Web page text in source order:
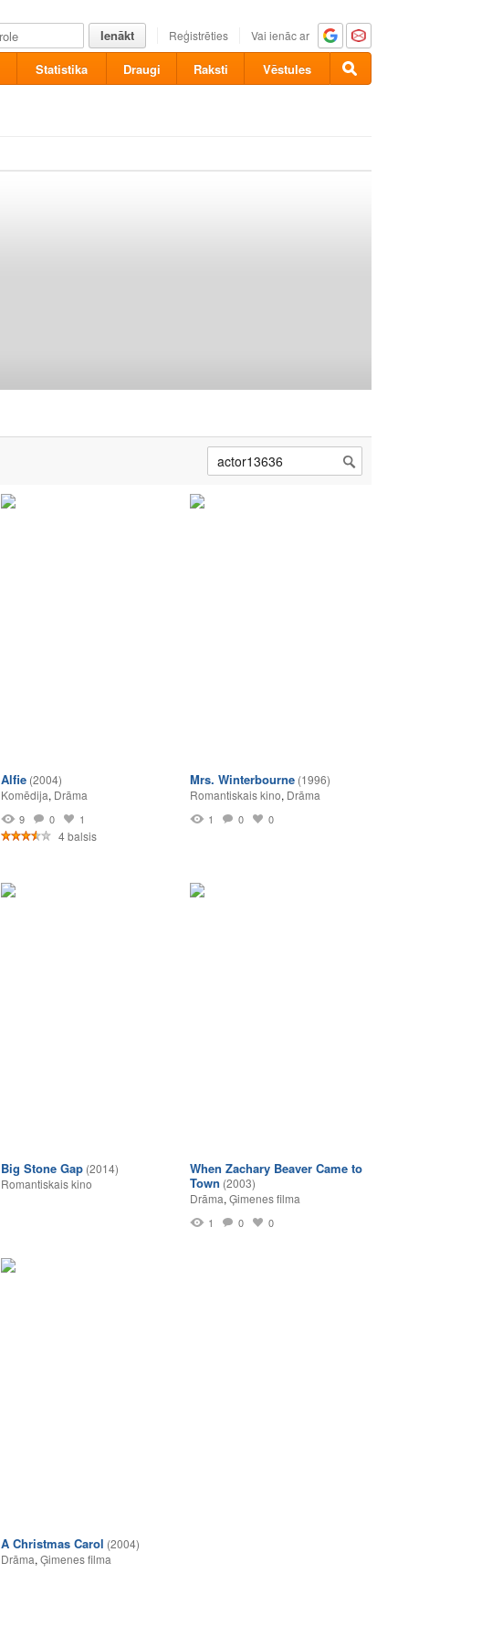
Ienākt Reģistrēties Vai ienāc ar
Statistika Draugi Raksti Vēstules
Alfie (2004)
Komēdija, Drāma
9 0 1
4 balsis
Mrs. Winterbourne (1996)
Romantiskais kino, Drāma
1 0 0
Big Stone Gap (2014)
Romantiskais kino
When Zachary Beaver Came to
Town (2003)
Drāma, Ģimenes filma
1 0 0
A Christmas Carol (2004)
Drāma, Ģimenes filma